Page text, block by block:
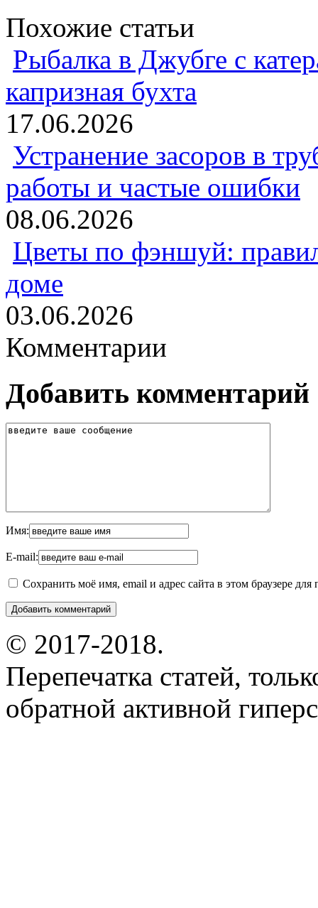
Похожие статьи
Рыбалка в Джубге с
капризная бухта
17.06.2026
Устранение засоров в
работы и частые ошибки
08.06.2026
Цветы по фэншуй:
доме
03.06.2026
Комментарии
Добавить комментарий
Имя:
E-mail:
Сохранить моё имя, email и адрес сайта в этом браузере
© 2017-2018.
Перепечатка статей,
обратной активной